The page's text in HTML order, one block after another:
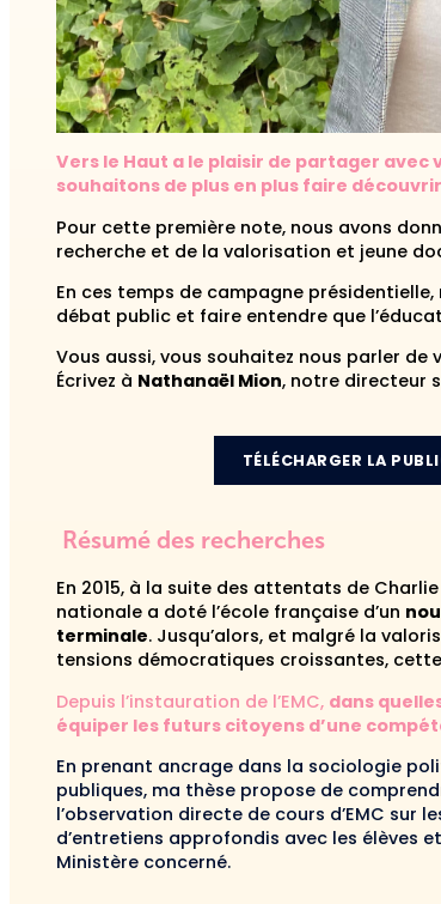
Vers le Haut a le plaisir de partager
souhaitons de plus en plus faire
Pour cette première note, nous avons
recherche et de la valorisation et jeune
En ces temps de campagne
débat public et faire entendre que
Vous aussi, vous souhaitez nous parler de
Écrivez à Nathanaël Mion, notre directeur
TÉLÉCHARGER LA
Résumé des recherches
En 2015, à la suite des attentats de
nationale a doté l’école française d’un
terminale. Jusqu’alors, et malgré la
tensions démocratiques croissantes,
Depuis l’instauration de l’EMC, dans
équiper les futurs citoyens d’une
En prenant ancrage dans la sociologie
publiques, ma thèse propose de
l’observation directe de cours d’EMC sur
d’entretiens approfondis avec les élèves
Ministère concerné.